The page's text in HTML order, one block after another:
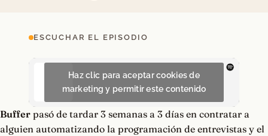
ESCUCHAR EL EPISODIO
Haz clic para aceptar cookies de
marketing y permitir este contenido
Buffer pasó de tardar 3 semanas a 3 días en contratar a
alguien automatizando la programación de entrevistas y el